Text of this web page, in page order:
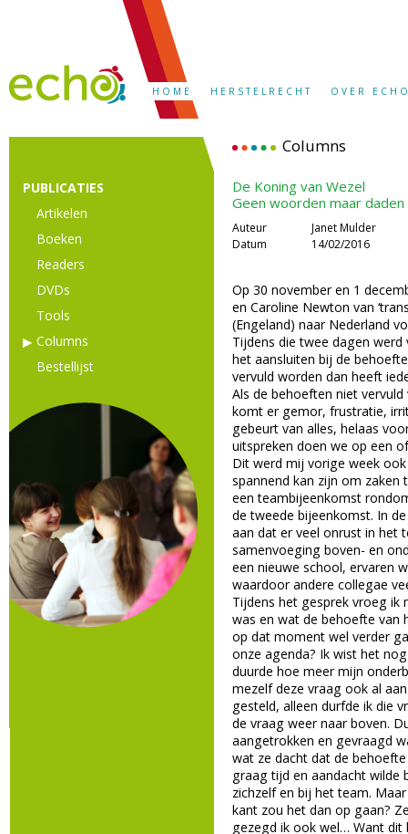
HOME HERSTELRECHT OVER
PUBLICATIES
Artikelen
Boeken
Readers
DVDs
Tools
Columns
Bestellijst
Columns
De Koning van Wezel
Geen woorden maar daden
Auteur
Janet Mulder
Datum
14/02/2016
Op 30 november en 1
en Caroline Newton van
(Engeland) naar Nederland
Tijdens die twee dagen
het aansluiten bij de
vervuld worden dan heeft
Als de behoeften niet vervuld
komt er gemor, frustratie,
gebeurt van alles, helaas
uitspreken doen we op een
Dit werd mij vorige week
spannend kan zijn om
een teambijeenkomst
de tweede bijeenkomst. In
aan dat er veel onrust in het
samenvoeging boven- en
een nieuwe school, ervaren
waardoor andere collegae
Tijdens het gesprek vroeg ik
was en wat de behoefte van
op dat moment wel verder
onze agenda? Ik wist het
duurde hoe meer mijn
mezelf deze vraag ook al
gesteld, alleen durfde ik die
de vraag weer naar boven.
aangetrokken en gevraagd
wat ze dacht dat de
graag tijd en aandacht wilde
zichzelf en bij het team.
kant zou het dan op gaan?
gezegd ik ook wel… Want dit